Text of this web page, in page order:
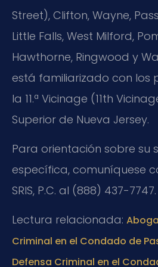
Street), Clifton, Wayne,
Little Falls, West Milford,
Hawthorne, Ringwood y
está familiarizado con los
la 11.ª Vicinage (11th
Superior de Nueva Jersey.
Para orientación sobre su
específica, comuníquese
SRIS, P.C. al (888) 437-7747.
Lectura relacionada:
Criminal en el Condado de
Defensa Criminal en el